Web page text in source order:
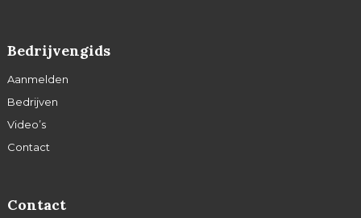
Bedrijvengids
Aanmelden
Bedrijven
Video’s
Contact
Contact